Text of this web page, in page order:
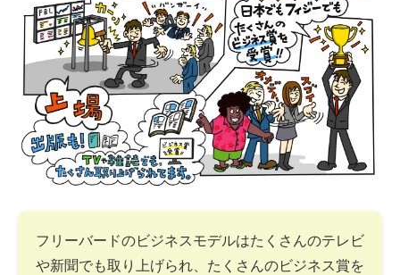
フリーバードのビジネスモデルはたくさんのテレビ
や新聞でも取り上げられ、たくさんのビジネス賞を